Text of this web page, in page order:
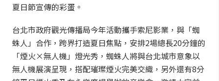
夏日節宣傳的彩蛋。
台北市政府觀光傳播局今年活動攜手索尼影業，與「蜘
蛛人」合作，跨界打造夏日焦點，安排2場總長20分鐘的
「煙火×無人機」燈光秀，蜘蛛人將與台北城市意象以
無人機展演呈現，搭配璀璨煙火完美交織，另外還有8分